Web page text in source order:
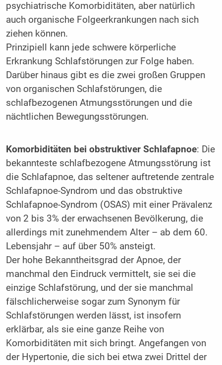
psychiatrische Komorbiditäten, aber natürlich
auch organische Folgeerkrankungen nach sich
ziehen können.
Prinzipiell kann jede schwere körperliche
Erkrankung Schlafstörungen zur Folge haben.
Darüber hinaus gibt es die zwei großen Gruppen
von organischen Schlafstörungen, die
schlafbezogenen Atmungsstörungen und die
nächtlichen Bewegungsstörungen.
Komorbiditäten bei obstruktiver Schlafapnoe: Die
bekannteste schlafbezogene Atmungsstörung ist
die Schlafapnoe, das seltener auftretende zentrale
Schlafapnoe-Syndrom und das obstruktive
Schlafapnoe-Syndrom (OSAS) mit einer Prävalenz
von 2 bis 3% der erwachsenen Bevölkerung, die
allerdings mit zunehmendem Alter – ab dem 60.
Lebensjahr – auf über 50% ansteigt.
Der hohe Bekanntheitsgrad der Apnoe, der
manchmal den Eindruck vermittelt, sie sei die
einzige Schlafstörung, und der sie manchmal
fälschlicherweise sogar zum Synonym für
Schlafstörungen werden lässt, ist insofern
erklärbar, als sie eine ganze Reihe von
Komorbiditäten mit sich bringt. Angefangen von
der Hypertonie, die sich bei etwa zwei Drittel der